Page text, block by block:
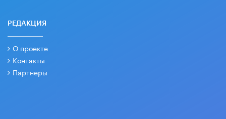
РЕДАКЦИЯ
О проекте
Контакты
Партнеры